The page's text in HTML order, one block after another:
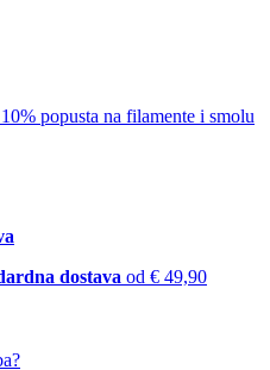
popusta na filamente i smolu
dostava od € 49,90